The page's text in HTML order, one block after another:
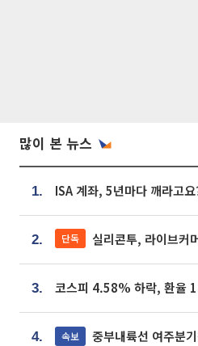
많이 본 뉴스
1. ISA 계좌, 5년마다 깨라고
2. 단독 실리콘투, 라이브커머스팀 신설…K뷰
3. 코스피 4.58% 하락, 환율
4. 속보 중부내륙선 여주분기점